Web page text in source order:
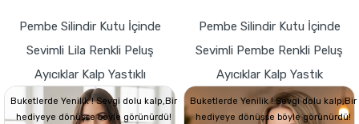
Pembe Silindir Kutu İçinde
Sevimli Lila Renkli Peluş
Ayıcıklar Kalp Yastıklı
Buketlerde Yenilik ! Sevgi dolu kalp,Bir
hediyeye dönüşse böyle görünürdü!
Pembe Silindir Kutu İçinde
Sevimli Pembe Renkli Peluş
Ayıcıklar Kalp Yastık
Buketlerde Yenilik ! Sevgi dolu kalp,Bir
hediyeye dönüşse böyle görünürdü!